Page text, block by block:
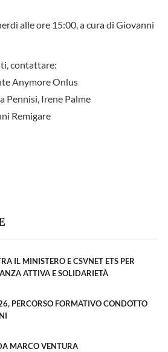
alle ore 15:00, a cura di Giovanni
contattare:
Anymore Onlus
Pennisi, Irene Palme
Remigare
IL MINISTERO E CSVNET ETS PER
ATTIVA E SOLIDARIETÀ
PERCORSO FORMATIVO CONDOTTO
MARCO VENTURA